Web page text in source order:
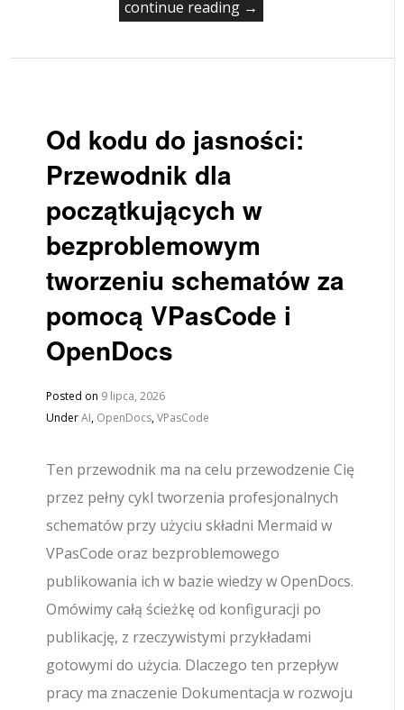
continue reading →
Od kodu do jasności:
Przewodnik dla
początkujących w
bezproblemowym
tworzeniu schematów za
pomocą VPasCode i
OpenDocs
Posted on 9 lipca, 2026
UnderAI, OpenDocs,VPasCode
Ten przewodnik ma na celu przewodzenie Cię
przez pełny cykl tworzenia profesjonalnych
schematów przy użyciu składni Mermaid w
VPasCode oraz bezproblemowego
publikowania ich w bazie wiedzy w OpenDocs.
Omówimy całą ścieżkę od konfiguracji po
publikację, z rzeczywistymi przykładami
gotowymi do użycia. Dlaczego ten przepływ
pracy ma znaczenie Dokumentacja w rozwoju